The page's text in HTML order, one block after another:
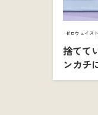
ゼロウェイスト
捨てて
ンカチ